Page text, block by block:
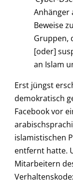
Anhänger
Beweise
Gruppen,
[oder]
an Islam
Erst jüngst
demokratisch
Facebook vor
islamistischen
entfernt hatte.
Mitarbeitern